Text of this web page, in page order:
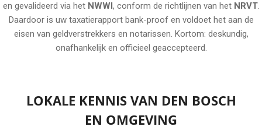
en gevalideerd via het NWWI, conform de richtlijnen van het NRVT.
Daardoor is uw taxatierapport bank-proof en voldoet het aan de
eisen van geldverstrekkers en notarissen. Kortom: deskundig,
onafhankelijk en officieel geaccepteerd.
LOKALE KENNIS VAN DEN BOSCH
EN OMGEVING